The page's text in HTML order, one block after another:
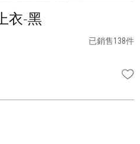
衣-黑
已銷售138件